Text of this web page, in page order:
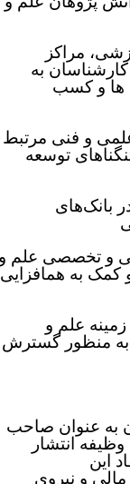
مراکز
به
ها و کسب
و فنی مرتبط
توسعه
و تخصصی علم و
به هم­افزایی
علم و
منظور گسترش
‌به عنوان صاحب
انتشار
این
و نیروی